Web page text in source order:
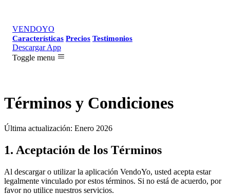
VENDOYO
Características Precios Testimonios
Descargar App
Toggle menu
Términos y Condiciones
Última actualización: Enero 2026
1. Aceptación de los Términos
Al descargar o utilizar la aplicación VendoYo, usted acepta estar
legalmente vinculado por estos términos. Si no está de acuerdo, por
favor no utilice nuestros servicios.